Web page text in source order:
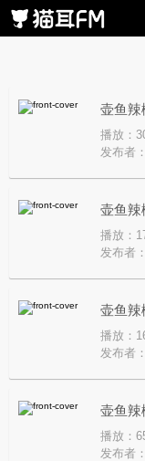
壶鱼辣
第四季
播放：
发布者：
壶鱼辣
第四季
播放：
发布者：
壶鱼辣
第四季
播放：
发布者：
壶鱼辣
第四季
播放：
发布者：